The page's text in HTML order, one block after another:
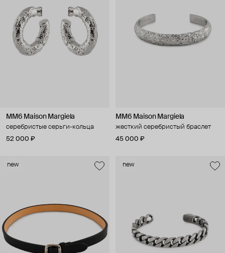
MM6 Maison Margiela
серебристые серьги-кольца
52 000 ₽
MM6 Maison Margiela
жесткий серебристый браслет
45 000 ₽
new new